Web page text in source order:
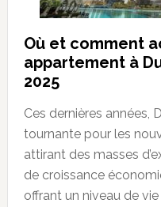
Où et comment
appartement à
2025
Ces dernières années,
tournante pour les
attirant des masses
de croissance
offrant un niveau de